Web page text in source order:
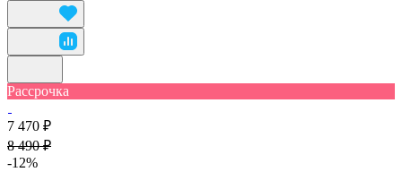
Рассрочка
7 470 ₽
8 490 ₽
-12%